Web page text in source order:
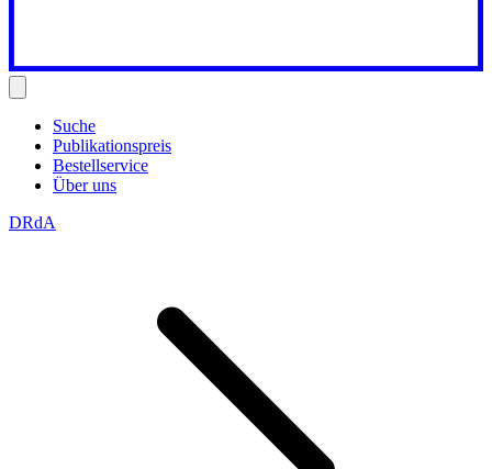
Suche
Publikationspreis
Bestellservice
Über uns
DRdA